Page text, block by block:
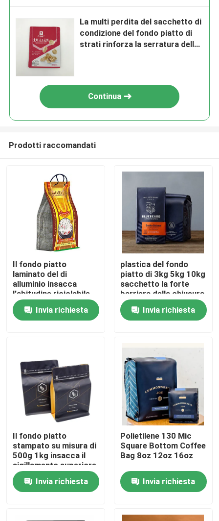
Prodotti
Chi siamo
Controllo di qualità
Contattaci
Tutti i casi
borse di imballaggio per alimenti
Borse d'imballaggio del caffè
La multi perdita del sacchetto di
condizione del fondo piatto di
strati rinforza la serratura dello
Continua
Prodotti raccomandati
Il fondo piatto
laminato del di
alluminio insacca
l'abitudine riciclabile
16oz stampato
Invia richiesta
plastica del fondo
piatto di 3kg 5kg 10kg
sacchetto la forte
barriera della chiusura
lampo reversibile del
cursoreInvia richiesta
Il fondo piatto
stampato su misura di
500g 1kg insacca il
sigillamento superiore
della chiusura lampo
Invia richiesta
Polietilene 130 Mic
Square Bottom Coffee
Bag 8oz 12oz 16oz
Invia richiesta